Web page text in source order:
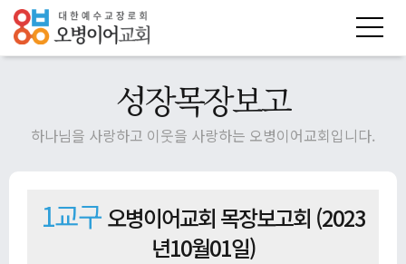
성장목장보고
하나님을 사랑하고 이웃을 사랑하는 오병이어교회입니다.
1교구 오병이어교회 목장보고회 (2023
년10월01일)